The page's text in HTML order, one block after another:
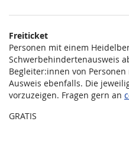
Freiticket
Personen mit einem
Schwerbehindertenausweis
Begleiter:innen von
Ausweis ebenfalls. Die
vorzuzeigen. Fragen gern an
GRATIS